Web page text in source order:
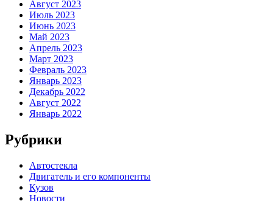
Август 2023
Июль 2023
Июнь 2023
Май 2023
Апрель 2023
Март 2023
Февраль 2023
Январь 2023
Декабрь 2022
Август 2022
Январь 2022
Рубрики
Автостекла
Двигатель и его компоненты
Кузов
Новости